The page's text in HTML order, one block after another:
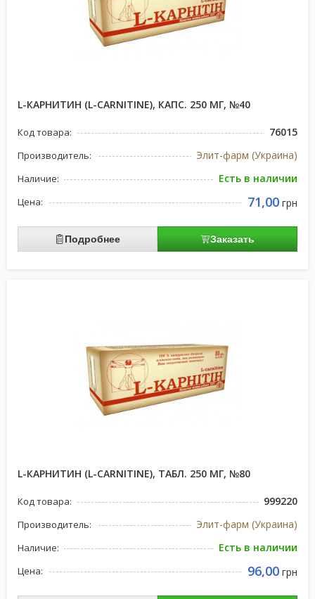
L-КАРНИТИН (L-CARNITINE), КАПС. 250 МГ, №40
Код товара: 76015
Производитель: Элит-фарм (Украина)
Наличие: Есть в наличии
Цена: 71,00 грн
Подробнее Заказать
L-КАРНИТИН (L-CARNITINE), ТАБЛ. 250 МГ, №80
Код товара: 999220
Производитель: Элит-фарм (Украина)
Наличие: Есть в наличии
Цена: 96,00 грн